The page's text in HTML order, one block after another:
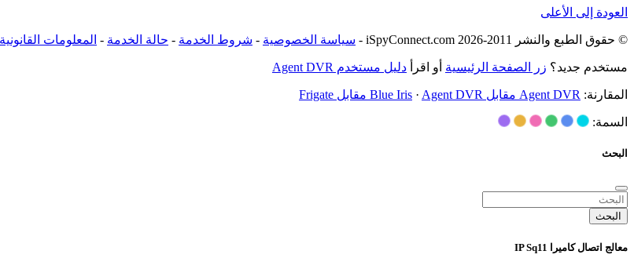
العودة إلى الأعلى
© حقوق الطبع والنشر 2011-2026 iSpyConnect.com - سياسة الخصوصية - شروط الخدمة - حالة الخدمة - المعلومات القانونية
مستخدم جديد؟ زر الصفحة الرئيسية أو اقرأ دليل مستخدم Agent DVR
المقارنة: Agent DVR مقابل Blue Iris · Agent DVR مقابل Frigate
السمة:
البحث
البحث
معالج اتصال كاميرا IP Sq11